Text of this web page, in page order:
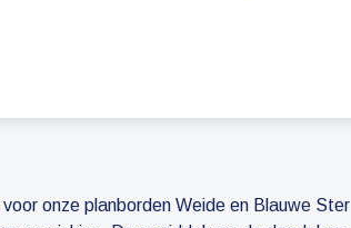
onze planborden Weide en Blauwe Ster